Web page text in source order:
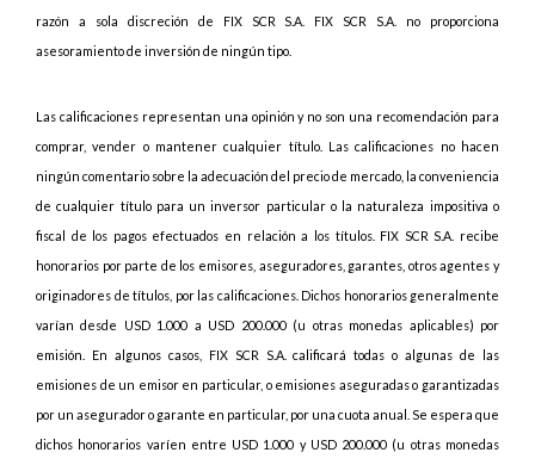
razón a sola discreción de FIX SCR S.A. FIX SCR S.A. no proporciona
asesoramiento de inversión de ningún tipo.
Las calificaciones representan una opinión y no son una recomendación para
comprar, vender o mantener cualquier título. Las calificaciones no hacen
ningún comentario sobre la adecuación del precio de mercado, la conveniencia
de cualquier título para un inversor particular o la naturaleza impositiva o
fiscal de los pagos efectuados en relación a los títulos. FIX SCR S.A. recibe
honorarios por parte de los emisores, aseguradores, garantes, otros agentes y
originadores de títulos, por las calificaciones. Dichos honorarios generalmente
varían desde USD 1.000 a USD 200.000 (u otras monedas aplicables) por
emisión. En algunos casos, FIX SCR S.A. calificará todas o algunas de las
emisiones de un emisor en particular, o emisiones aseguradas o garantizadas
por un asegurador o garante en particular, por una cuota anual. Se espera que
dichos honorarios varíen entre USD 1.000 y USD 200.000 (u otras monedas